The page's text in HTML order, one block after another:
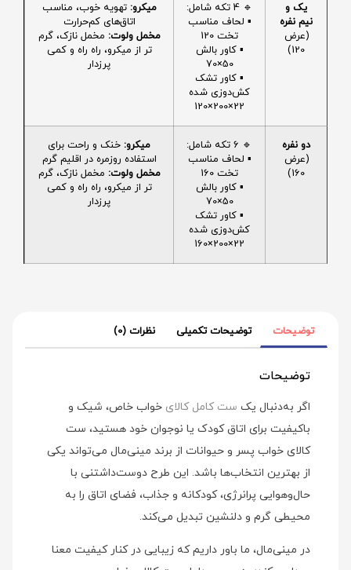
یک و
نیم نفره
(عرض
120)
🔹 4 تکه شامل:
▪️ لحاف مناسب
تخت 120
▪️ کاور بالش
50×70
▪️ کاور تشک
کش‌دوزی شده
22×200×120
میکرو: تهویه خوب، مناسب
اتاق‌های کم‌حرارت
مخمل ولوت: مخمل نازک، گرم
تر از میکرو، راه راه و کمی
پرزدار
دو نفره
(عرض
160)
🔹 6 تکه شامل:
▪️ لحاف مناسب
تخت 160
▪️ کاور بالش
50×70
▪️ کاور تشک
کش‌دوزی شده
22×200×160
میکرو: خنک و راحت برای
استفاده روزمره در اقلیم گرم
مخمل ولوت: مخمل نازک، گرم
تر از میکرو، راه راه و کمی
پرزدار
توضیحات توضیحات تکمیلی نظرات (0)
توضیحات
اگر به‌دنبال یک ست کامل کالای خواب خاص، شیک و
باکیفیت برای اتاق کودک یا نوجوان خود هستید، ست
کالای خواب پسر و حیوانات از برند مینی‌مال می‌تواند یکی
از بهترین انتخاب‌ها باشد. این طرح دوست‌داشتنی با
حال‌وهوایی پرانرژی، کودکانه و جذاب، فضای اتاق را به
محیطی گرم و دلنشین تبدیل می‌کند.
در مینی‌مال، ما باور داریم که زیبایی در کنار کیفیت معنا